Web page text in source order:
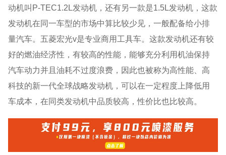
动机叫P-TEC1.2L发动机，还有另一款是1.5L发动机，这款
发动机在同一车型的市场中算比较少见，一般配备给小排
量汽车。五菱宏光v是专业商用工具车。这款发动机还有较
好的燃油经济性，有较高的性能，能够充分利用机油保持
汽车动力并且油耗不过度浪费，因此也被称为高性能、高
科技的新一代全球战略发动机，可以在一定程度上降低用
车成本，在同类发动机中品质较高，性价比也比较高。